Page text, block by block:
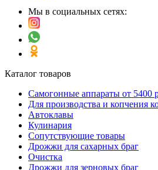
Мы в социальных сетях:
Каталог товаров
Самогонные аппараты от 5400
Для производства и копчения
Автоклавы
Кулинария
Сопутствующие товары
Дрожжи для сахарных браг
Очистка
Дрожжи для зерновых браг